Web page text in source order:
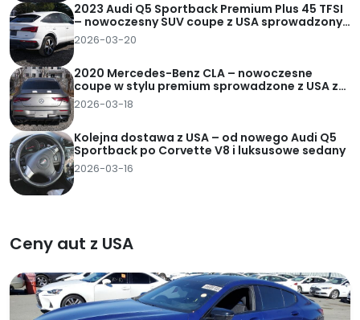
2023 Audi Q5 Sportback Premium Plus 45 TFSI
– nowoczesny SUV coupe z USA sprowadzony
za 95 tys. zł pod dom
2026-03-20
2020 Mercedes-Benz CLA – nowoczesne
coupe w stylu premium sprowadzone z USA za
82 tys. zł pod dom
2026-03-18
Kolejna dostawa z USA – od nowego Audi Q5
Sportback po Corvette V8 i luksusowe sedany
2026-03-16
Ceny aut z USA